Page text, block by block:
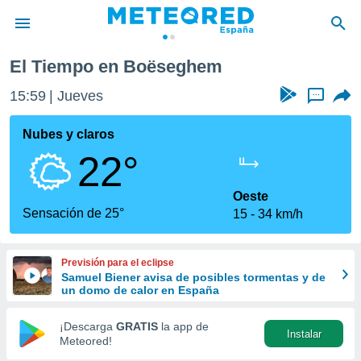
de
por
que se
calidad.
a este
las
y
forma
digital
basada
El Tiempo en Boëseghem
15:59 Jueves ...
Nubes y claros
22°
Sensación de 25°
Oeste
15
34 km/h
Previsión para el eclipse
Samuel Biener avisa de posibles tormentas y de
un domo de calor en España
¡Descarga GRATIS la app de
Meteored!
Instalar